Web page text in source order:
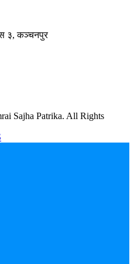
३, कञ्चनपुर
Sajha Patrika. All Rights